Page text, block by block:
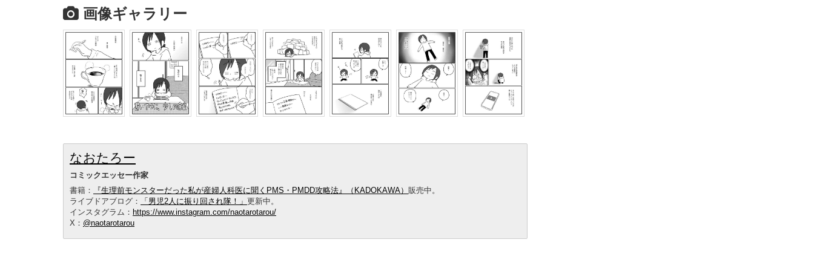
画像ギャラリー
なおたろー
コミックエッセー作家
書籍：
『生理前モンスターだった私が産婦人科医に聞くPMS・PMDD攻略法』（KADOKAWA） 販売中。
ライブドアブログ：
「男児2人に振り回され隊！」 更新中。
インスタグラム： https://www.instagram.com/naotarotarou/
X： @naotarotarou